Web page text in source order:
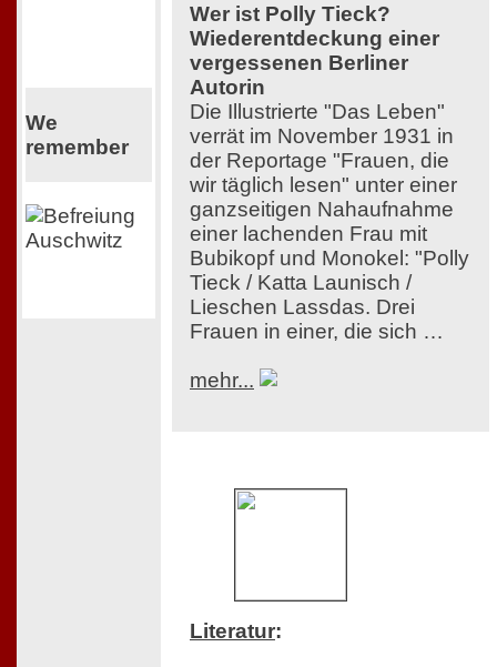
We
remember
Wer ist Polly Tieck?
Wiederentdeckung einer
vergessenen Berliner
Autorin
Die Illustrierte "Das Leben"
verrät im November 1931 in
der Reportage "Frauen, die
wir täglich lesen" unter einer
ganzseitigen Nahaufnahme
einer lachenden Frau mit
Bubikopf und Monokel: "Polly
Tieck / Katta Launisch /
Lieschen Lassdas. Drei
Frauen in einer, die sich …
mehr...
Literatur: